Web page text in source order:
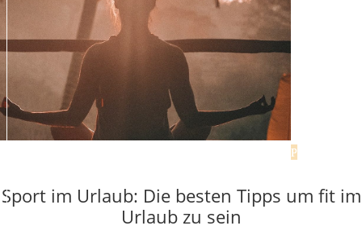
Sport im Urlaub: Die besten Tipps um fit im
Urlaub zu sein